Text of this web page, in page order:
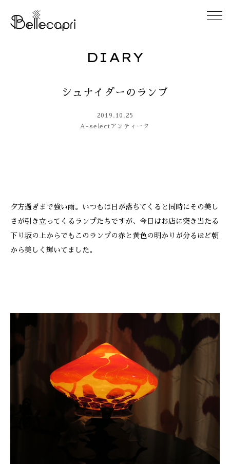
ACCESS
CONTACT
ONLINE SHOP
DIARY
シュナイダーのランプ
2019.10.25
A-select アンティーク
夕方過ぎまで強い雨。いつもは日が落ちてくると同時にその美し
さが引き立ってくるランプたちですが、今日はお店に突き当たる
下り坂の上からでもこのランプの赤と黄色の明かりが分るほど朝
から美しく輝いてました。